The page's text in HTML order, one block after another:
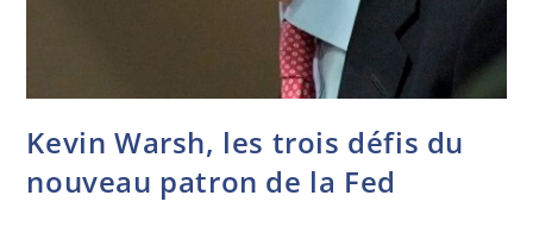
Kevin Warsh, les trois défis du
nouveau patron de la Fed